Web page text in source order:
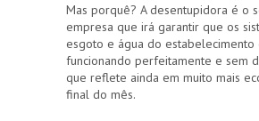
Mas porquê? A desentupidora é o
empresa que irá garantir que os
esgoto e água do estabelecimento
funcionando perfeitamente e sem
que reflete ainda em muito mais
final do mês.